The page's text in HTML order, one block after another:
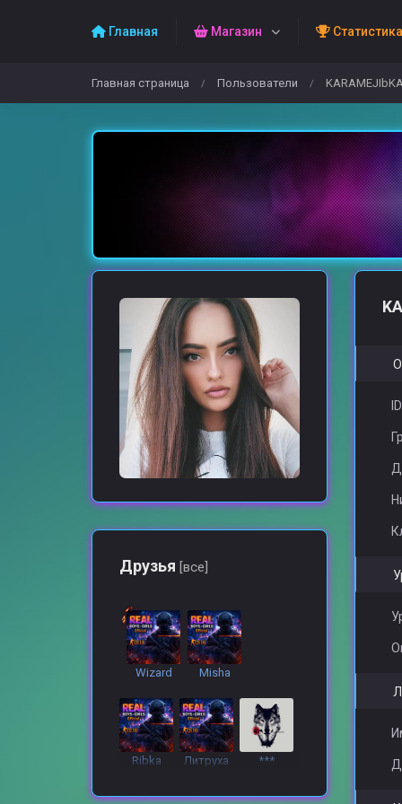
Главная Магазин Статистика
Главная страница / Пользователи /
Друзья [все]
Wizard Misha
Ribka Литруха ***
ID